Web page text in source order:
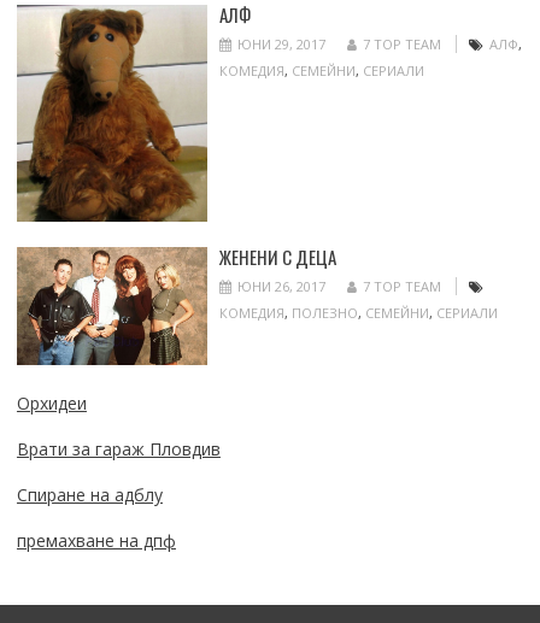
АЛФ
ЮНИ 29, 2017 7 TOP TEAM АЛФ,
КОМЕДИЯ, СЕМЕЙНИ, СЕРИАЛИ
ЖЕНЕНИ С ДЕЦА
ЮНИ 26, 2017
7 TOP TEAM
КОМЕДИЯ, ПОЛЕЗНО, СЕМЕЙНИ, СЕРИАЛИ
Орхидеи
Врати за гараж Пловдив
Спиране на адблу
премахване на дпф